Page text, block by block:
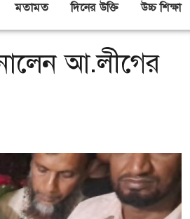
মতামত দিনের উক্তি উচ্চ শিক্ষা
আ.লীগের